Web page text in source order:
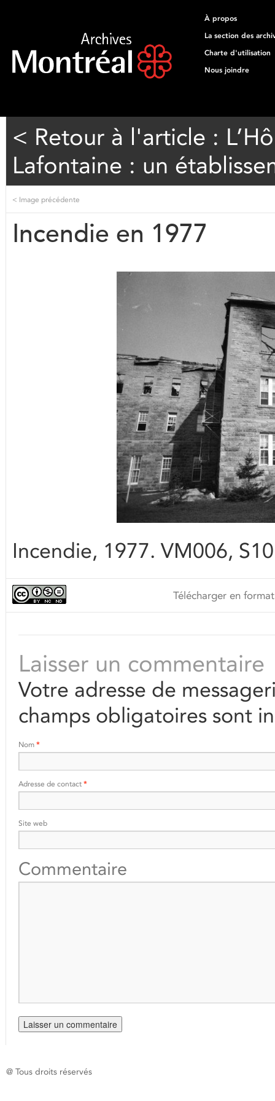
À propos
La section des
Charte d'utilisation
Nous joindre
< Retour à l'article :
Lafontaine : un
< Image précédente
Incendie en 1977
Incendie, 1977. VM006, S10
Télécharger en
Laisser un commentaire
Votre adresse de
champs obligatoires sont
Nom *
Adresse de contact *
Site web
Commentaire
@ Tous droits réservés